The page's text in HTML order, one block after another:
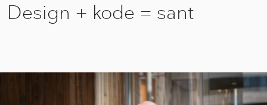
Design + kode = sant